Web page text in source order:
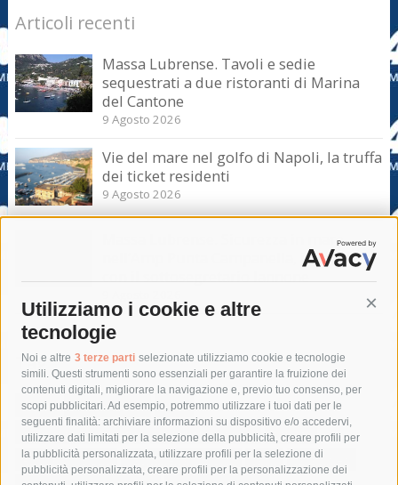
Utilizziamo i cookie e altre
tecnologie
Noi e altre 3 terze parti selezionate utilizziamo cookie e tecnologie
simili. Questi strumenti sono essenziali per garantire la fruizione dei
contenuti digitali, migliorare la navigazione e, previo tuo consenso, per
scopi pubblicitari. Ad esempio, potremmo utilizzare i tuoi dati per le
seguenti finalità: archiviare informazioni su dispositivo e/o accedervi,
utilizzare dati limitati per la selezione della pubblicità, creare profili per
la pubblicità personalizzata, utilizzare profili per la selezione di
pubblicità personalizzata, creare profili per la personalizzazione dei
Articoli recenti
Massa Lubrense. Tavoli e sedie
sequestrati a due ristoranti di Marina
del Cantone
9 Agosto 2026
Vie del mare nel golfo di Napoli, la truffa
dei ticket residenti
9 Agosto 2026
Massa Lubrense. Sicurezza in mare
nell’Amp Punta Campanella, incontro
con il sottosegretario Iannone
Tag
acqua allerta meteo
anas
area marina protetta di punta campanella
arresto
Asl Napoli 3 sud
capitaneria di porto capri
carabinieri